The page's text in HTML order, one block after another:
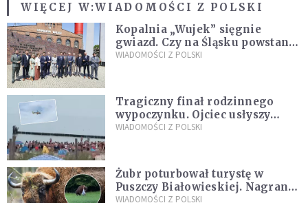
WIĘCEJ W:WIADOMOŚCI Z POLSKI
Kopalnia „Wujek” sięgnie
gwiazd. Czy na Śląsku powstanie
„Dolina Krzemowa”?
WIADOMOŚCI Z POLSKI
Tragiczny finał rodzinnego
wypoczynku. Ojciec usłyszy
zarzuty
WIADOMOŚCI Z POLSKI
Żubr poturbował turystę w
Puszczy Białowieskiej. Nagranie
daje do myślenia
WIADOMOŚCI Z POLSKI